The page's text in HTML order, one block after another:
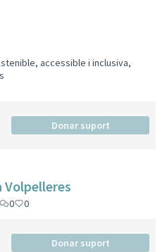
accessible i inclusiva,
Donar suport
Volpelleres
0 0
Donar suport